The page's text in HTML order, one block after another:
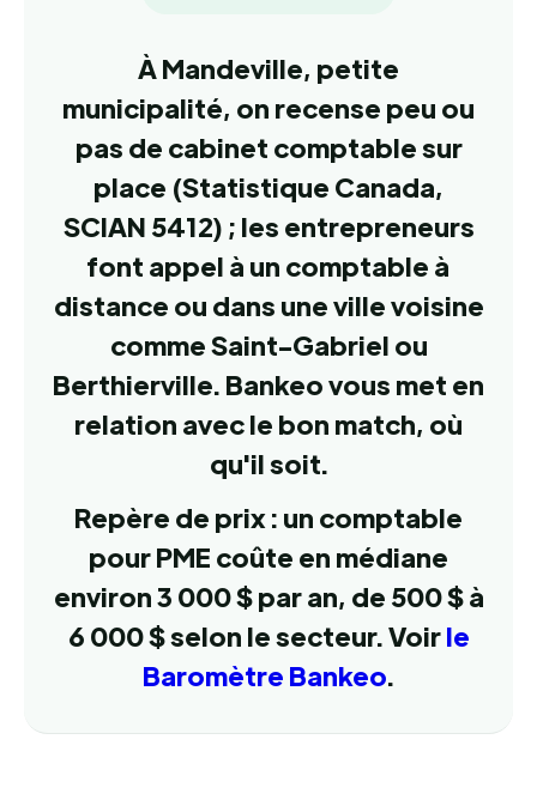
À Mandeville, petite
municipalité, on recense peu ou
pas de cabinet comptable sur
place (Statistique Canada,
SCIAN 5412) ; les entrepreneurs
font appel à un comptable à
distance ou dans une ville voisine
comme Saint-Gabriel ou
Berthierville. Bankeo vous met en
relation avec le bon match, où
qu'il soit.
Repère de prix : un comptable
pour PME coûte en médiane
environ 3 000 $ par an, de 500 $ à
6 000 $ selon le secteur. Voirle
Baromètre Bankeo.